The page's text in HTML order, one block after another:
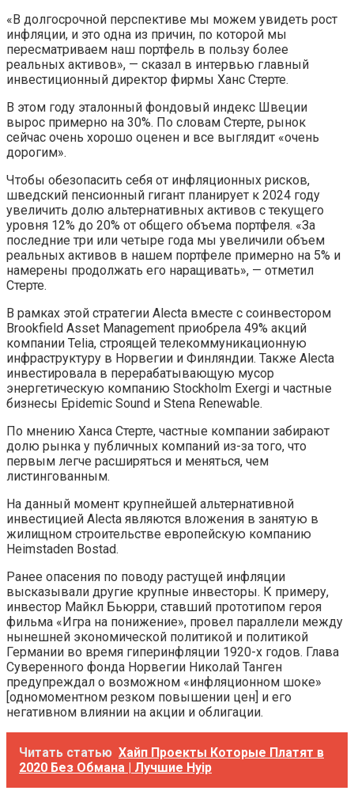
«В долгосрочной перспективе мы можем увидеть рост
инфляции, и это одна из причин, по которой мы
пересматриваем наш портфель в пользу более
реальных активов», — сказал в интервью главный
инвестиционный директор фирмы Ханс Стерте.
В этом году эталонный фондовый индекс Швеции
вырос примерно на 30%. По словам Стерте, рынок
сейчас очень хорошо оценен и все выглядит «очень
дорогим».
Чтобы обезопасить себя от инфляционных рисков,
шведский пенсионный гигант планирует к 2024 году
увеличить долю альтернативных активов с текущего
уровня 12% до 20% от общего объема портфеля. «За
последние три или четыре года мы увеличили объем
реальных активов в нашем портфеле примерно на 5% и
намерены продолжать его наращивать», — отметил
Стерте.
В рамках этой стратегии Alecta вместе с соинвестором
Brookfield Asset Management приобрела 49% акций
компании Telia, строящей телекоммуникационную
инфраструктуру в Норвегии и Финляндии. Также Alecta
инвестировала в перерабатывающую мусор
энергетическую компанию Stockholm Exergi и частные
бизнесы Epidemic Sound и Stena Renewable.
По мнению Ханса Стерте, частные компании забирают
долю рынка у публичных компаний из-за того, что
первым легче расширяться и меняться, чем
листингованным.
На данный момент крупнейшей альтернативной
инвестицией Alecta являются вложения в занятую в
жилищном строительстве европейскую компанию
Heimstaden Bostad.
Ранее опасения по поводу растущей инфляции
высказывали другие крупные инвесторы. К примеру,
инвестор Майкл Бьюрри, ставший прототипом героя
фильма «Игра на понижение», провел параллели между
нынешней экономической политикой и политикой
Германии во время гиперинфляции 1920-х годов. Глава
Суверенного фонда Норвегии Николай Танген
предупреждал о возможном «инфляционном шоке»
[одномоментном резком повышении цен] и его
негативном влиянии на акции и облигации.
Читать статью Хайп Проекты Которые Платят в
2020 Без Обмана | Лучшие Hyip